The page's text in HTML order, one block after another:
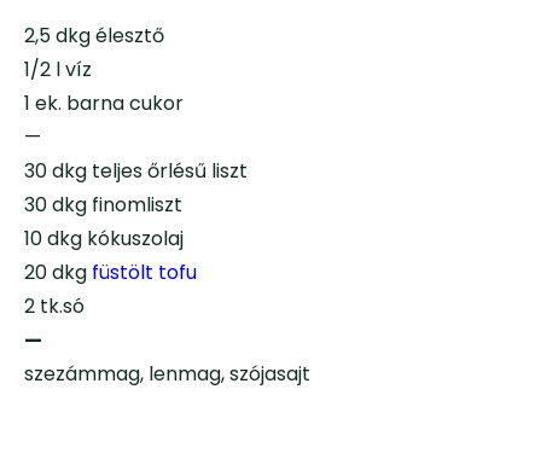
2,5 dkg élesztő
1/2 l víz
1 ek. barna cukor
—
30 dkg teljes őrlésű liszt
30 dkg finomliszt
10 dkg kókuszolaj
20 dkg füstölt tofu
2 tk.só
—
szezámmag, lenmag, szójasajt